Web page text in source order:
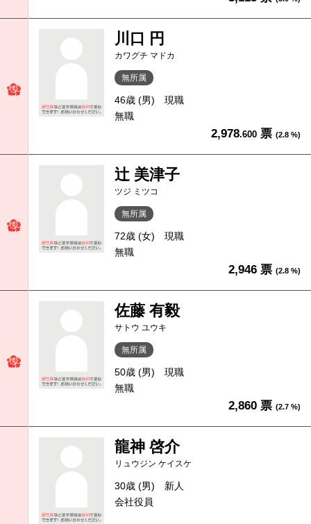
川口 円
カワグチ マドカ
無所属
46歳 (男)
現職
無職
2,978.600 票 (2.8 %)
辻 美津子
ツジ ミツコ
無所属
72歳 (女)
現職
無職
2,946 票 (2.8 %)
佐藤 有毅
サトウ ユウキ
無所属
50歳 (男)
現職
無職
2,860 票 (2.7 %)
龍神 啓介
リュウジン ケイスケ
30歳 (男)
新人
会社役員